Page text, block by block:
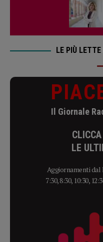
LE PIÙ
Il Giornale
LE
Aggiornamenti dal
7:30, 8:30, 10:30,